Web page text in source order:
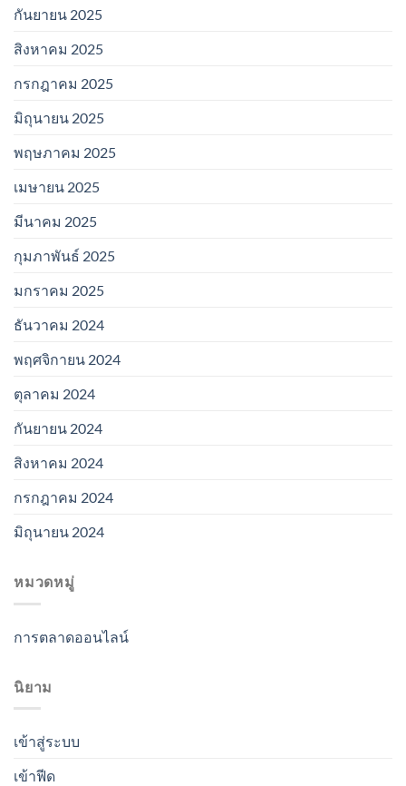
กันยายน 2025
สิงหาคม 2025
กรกฎาคม 2025
มิถุนายน 2025
พฤษภาคม 2025
เมษายน 2025
มีนาคม 2025
กุมภาพันธ์ 2025
มกราคม 2025
ธันวาคม 2024
พฤศจิกายน 2024
ตุลาคม 2024
กันยายน 2024
สิงหาคม 2024
กรกฎาคม 2024
มิถุนายน 2024
หมวดหมู่
การตลาดออนไลน์
นิยาม
เข้าสู่ระบบ
เข้าฟีด